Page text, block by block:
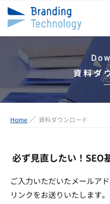
資料ダ
Home 資料ダウンロード
必ず見直したい！SEO
ご入力いただいたメールア
リンクをお送りいたします。